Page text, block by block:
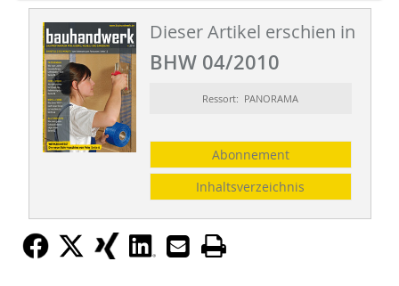
Dieser Artikel erschien in
BHW 04/2010
Ressort: PANORAMA
Abonnement
Inhaltsverzeichnis